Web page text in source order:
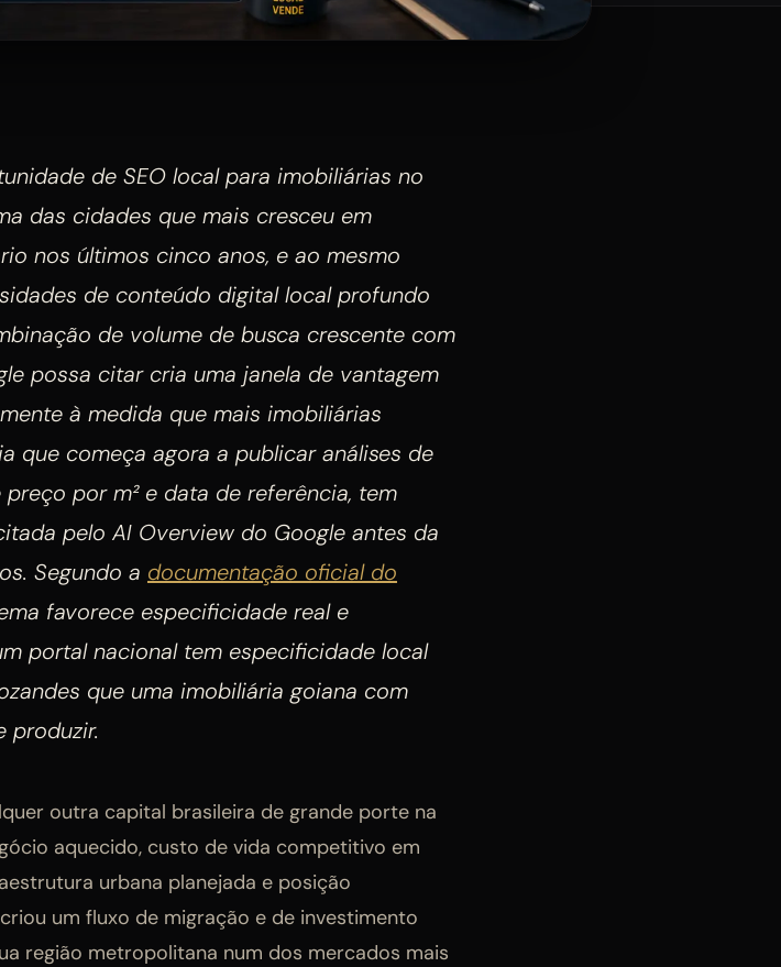
de SEO local para imobiliárias no
das cidades que mais cresceu em
nos últimos cinco anos, e ao mesmo
de conteúdo digital local profundo
de volume de busca crescente com
possa citar cria uma janela de vantagem
à medida que mais imobiliárias
que começa agora a publicar análises de
por m² e data de referência, tem
pelo AI Overview do Google antes da
Segundo a documentação oficial do
favorece especificidade real e
portal nacional tem especificidade local
que uma imobiliária goiana com
produzir.
outra capital brasileira de grande porte na
aquecido, custo de vida competitivo em
urbana planejada e posição
um fluxo de migração e de investimento
região metropolitana num dos mercados mais